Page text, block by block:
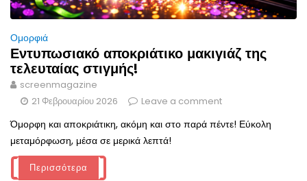
Ομορφιά
Εντυπωσιακό αποκριάτικο μακιγιάζ της
τελευταίας στιγμής!
screenmagazine
21 Φεβρουαρίου 2026
Leave a comment
Όμορφη και αποκριάτικη, ακόμη και στο παρά πέντε! Εύκολη
μεταμόρφωση, μέσα σε μερικά λεπτά!
Περισσότερα